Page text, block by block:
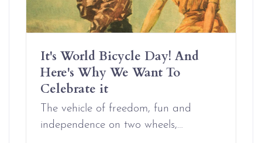
It's World Bicycle Day! And
Here's Why We Want To
Celebrate it
The vehicle of freedom, fun and
independence on two wheels,…